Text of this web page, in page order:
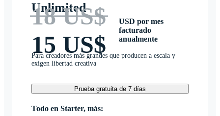
Unlimited
18 US$
15 US$
USD por mes
facturado
anualmente
Para creadores más grandes que producen a escala y
exigen libertad creativa
Prueba gratuita de 7 días
Todo en Starter, más: